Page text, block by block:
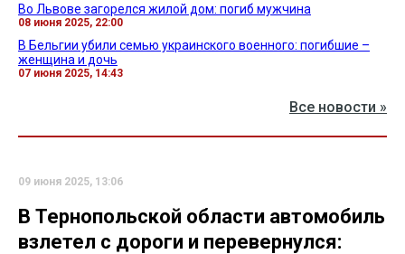
Во Львове загорелся жилой дом: погиб мужчина
08 июня 2025, 22:00
В Бельгии убили семью украинского военного: погибшие –
женщина и дочь
07 июня 2025, 14:43
Все новости »
09 июня 2025, 13:06
В Тернопольской области автомобиль
взлетел с дороги и перевернулся: